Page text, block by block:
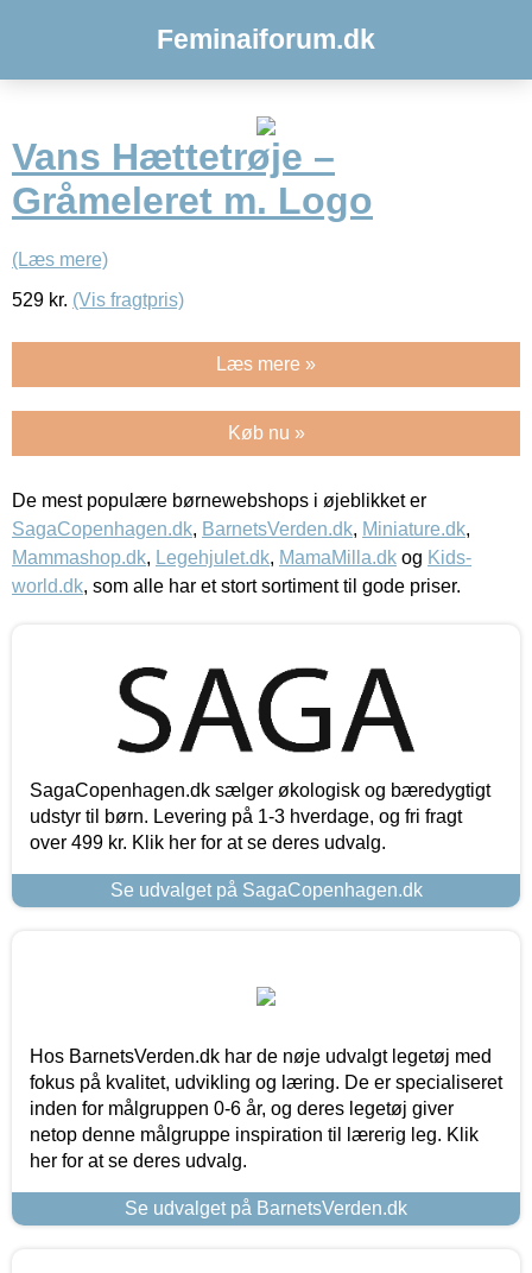
Feminaiforum.dk
Vans Hættetrøje –
Gråmeleret m. Logo
(Læs mere)
529 kr. (Vis fragtpris)
Læs mere »
Køb nu »
De mest populære børnewebshops i øjeblikket er
SagaCopenhagen.dk, BarnetsVerden.dk, Miniature.dk,
Mammashop.dk, Legehjulet.dk, MamaMilla.dk og Kids-
world.dk, som alle har et stort sortiment til gode priser.
SagaCopenhagen.dk sælger økologisk og bæredygtigt
udstyr til børn. Levering på 1-3 hverdage, og fri fragt
over 499 kr. Klik her for at se deres udvalg.
Se udvalget på SagaCopenhagen.dk
Hos BarnetsVerden.dk har de nøje udvalgt legetøj med
fokus på kvalitet, udvikling og læring. De er specialiseret
inden for målgruppen 0-6 år, og deres legetøj giver
netop denne målgruppe inspiration til lærerig leg. Klik
her for at se deres udvalg.
Se udvalget på BarnetsVerden.dk